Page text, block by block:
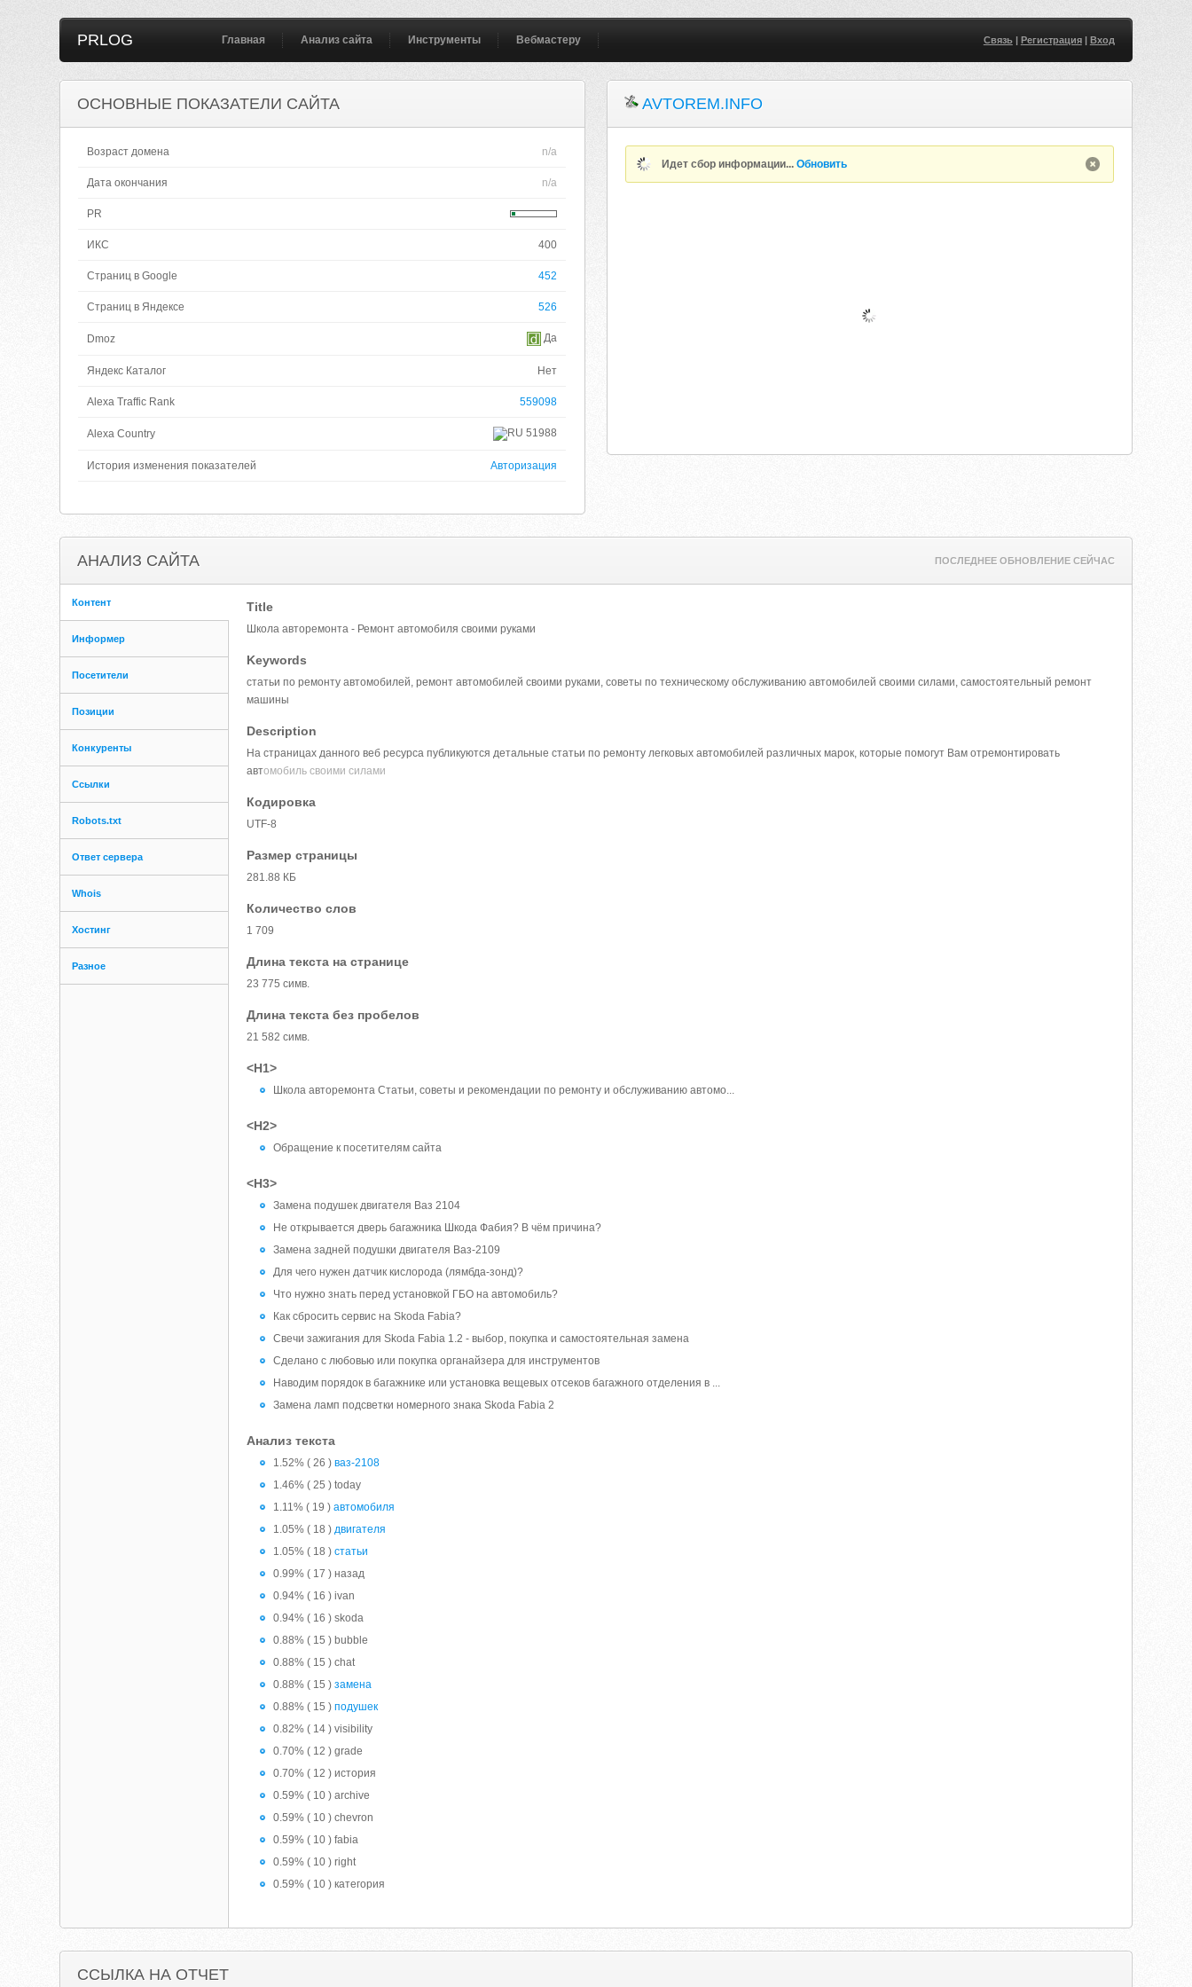
PRLOG Главная Анализ сайта Инструменты Вебмастеру Связь| Регистрация| Вход
ОСНОВНЫЕ ПОКАЗАТЕЛИ САЙТА
Возраст домена n/a
Дата окончания n/a
PR
ИКС 400
Страниц в Google 452
Страниц в Яндексе 526
Dmoz Да
Яндекс Каталог Нет
Alexa Traffic Rank 559098
Alexa Country 51988
История изменения показателей Авторизация
AVTOREM.INFO
Идет сбор информации...Обновить
АНАЛИЗ САЙТА ПОСЛЕДНЕЕ ОБНОВЛЕНИЕ СЕЙЧАС
Контент
Информер
Посетители
Позиции
Конкуренты
Ссылки
Robots.txt
Ответ сервера
Whois
Хостинг
Разное
Title
Школа авторемонта - Ремонт автомобиля своими руками
Keywords
статьи по ремонту автомобилей, ремонт автомобилей своими руками, советы по техническому обслуживанию автомобилей своими силами, самостоятельный ремонт
машины
Description
На страницах данного веб ресурса публикуются детальные статьи по ремонту легковых автомобилей различных марок, которые помогут Вам отремонтировать
автомобиль своими силами
Кодировка
UTF-8
Размер страницы
281.88 КБ
Количество слов
1 709
Длина текста на странице
23 775 симв.
Длина текста без пробелов
21 582 симв.
<H1>
Школа авторемонта Статьи, советы и рекомендации по ремонту и обслуживанию автомо...
<H2>
Обращение к посетителям сайта
<H3>
Замена подушек двигателя Ваз 2104
Не открывается дверь багажника Шкода Фабия? В чём причина?
Замена задней подушки двигателя Ваз-2109
Для чего нужен датчик кислорода (лямбда-зонд)?
Что нужно знать перед установкой ГБО на автомобиль?
Как сбросить сервис на Skoda Fabia?
Свечи зажигания для Skoda Fabia 1.2 - выбор, покупка и самостоятельная замена
Сделано с любовью или покупка органайзера для инструментов
Наводим порядок в багажнике или установка вещевых отсеков багажного отделения в ...
Замена ламп подсветки номерного знака Skoda Fabia 2
Анализ текста
1.52% ( 26 )ваз-2108
1.46% ( 25 ) today
1.11% ( 19 )автомобиля
1.05% ( 18 )двигателя
1.05% ( 18 )статьи
0.99% ( 17 ) назад
0.94% ( 16 ) ivan
0.94% ( 16 ) skoda
0.88% ( 15 ) bubble
0.88% ( 15 ) chat
0.88% ( 15 )замена
0.88% ( 15 )подушек
0.82% ( 14 ) visibility
0.70% ( 12 ) grade
0.70% ( 12 ) история
0.59% ( 10 ) archive
0.59% ( 10 ) chevron
0.59% ( 10 ) fabia
0.59% ( 10 ) right
0.59% ( 10 ) категория
ССЫЛКА НА ОТЧЕТ